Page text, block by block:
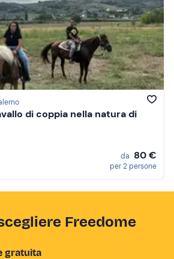
di coppia nella natura di
da 80 €
per 2 persone
Freedome
gratuita